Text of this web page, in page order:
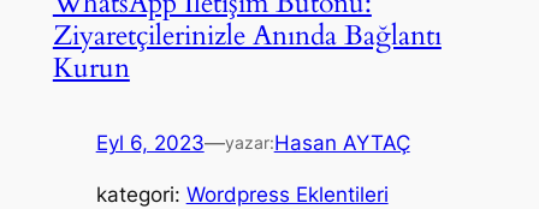
Ziyaretçilerinizle Anında Bağlantı
Kurun
Eyl 6, 2023—yazar:Hasan AYTAÇ
kategori: Wordpress Eklentileri